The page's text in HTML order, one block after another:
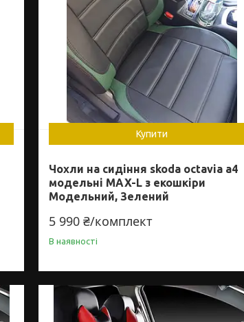
Купити
Чохли на сидіння skoda octavia a4
модельні MAX-L з екошкіри
Модельний, Зелений
5 990 ₴/комплект
В наявності